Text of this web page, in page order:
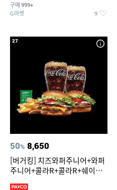
구매 999+
G마켓 9
27
50% 8,650
[버거킹] 치즈와퍼주니어+와퍼
주니어+콜라R+콜라R+쉐이킹